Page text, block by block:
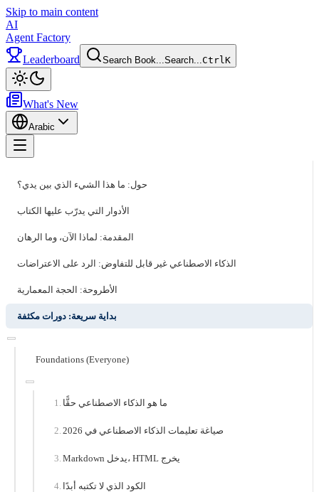
Skip to main content
AI
Agent Factory
Leaderboard
Search Book...Search...CtrlK
What's New
Arabic
حول: ما هذا الشيء الذي بين يدي؟
الأدوار التي يدرّب عليها الكتاب
المقدمة: لماذا الآن، وما الرهان
الذكاء الاصطناعي غير قابل للتفاوض: الرد على الاعتراضات
الأطروحة: الحجة المعمارية
بداية سريعة: دورات مكثفة
Foundations (Everyone)
ما هو الذكاء الاصطناعي حقًّا
صياغة تعليمات الذكاء الاصطناعي في 2026
Markdown يدخل، HTML يخرج
الكود الذي لا تكتبه أبدًا